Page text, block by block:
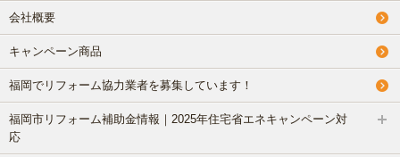
会社概要
キャンペーン商品
福岡でリフォーム協力業者を募集しています！
福岡市リフォーム補助金情報｜2025年住宅省エネキャンペーン対
応